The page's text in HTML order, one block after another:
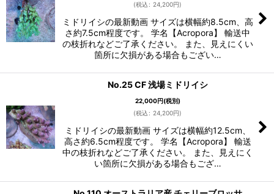
(税込 : 24,200円)
ミドリイシの最新動画 サイズは横幅約8.5cm、高
さ約7.5cm程度です。 学名【Acropora】 輸送中
の枝折れなどご了承ください。 また、見えにくい
箇所に欠損がある場合もござい…
No.25 CF 浅場ミドリイシ
22,000円(税別)
(税込 : 24,200円)
ミドリイシの最新動画 サイズは横幅約12.5cm、
高さ約6.5cm程度です。 学名【Acropora】 輸送
中の枝折れなどご了承ください。 また、見えにく
い箇所に欠損がある場合もござ…